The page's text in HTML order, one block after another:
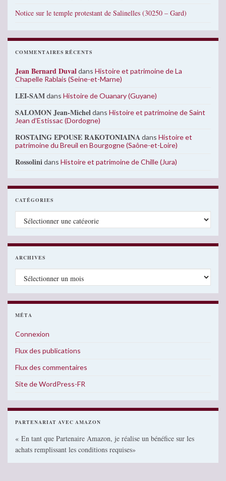
Notice sur le temple protestant de Salinelles (30250 – Gard)
COMMENTAIRES RÉCENTS
Jean Bernard Duvaldans Histoire et patrimoine de La
Chapelle Rablais (Seine-et-Marne)
LEI-SAMdans Histoire de Ouanary (Guyane)
SALOMON Jean-Micheldans Histoire et patrimoine de Saint
Jean d’Estissac (Dordogne)
ROSTAING EPOUSE RAKOTONIAINAdans Histoire et
patrimoine du Breuil en Bourgogne (Saône-et-Loire)
Rossolinidans Histoire et patrimoine de Chille (Jura)
CATÉGORIES
Catégories
ARCHIVES
Archives
MÉTA
Connexion
Flux des publications
Flux des commentaires
Site de WordPress-FR
PARTENARIAT AVEC AMAZON
« En tant que Partenaire Amazon, je réalise un bénéfice sur les
achats remplissant les conditions requises»